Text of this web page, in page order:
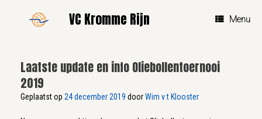
VC Kromme Rijn Menu
Laatste update en info Oliebollentoernooi
2019
Geplaatst op 24 december 2019 doorWim v t Klooster